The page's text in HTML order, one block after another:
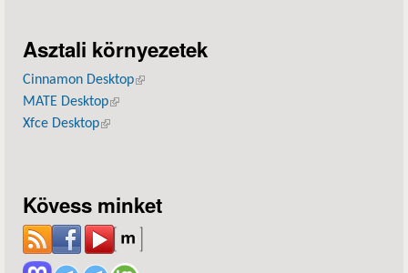
Asztali környezetek
Cinnamon Desktop(külső hivatkozás)
MATE Desktop(külső hivatkozás)
Xfce Desktop(külső hivatkozás)
Kövess minket